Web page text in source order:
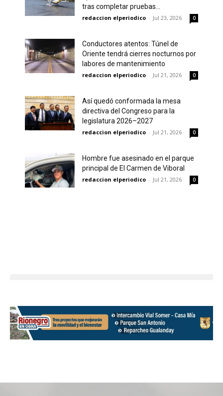
tras completar pruebas...
redaccion elperiodico - Jul 23, 2026 0
Conductores atentos: Túnel de
Oriente tendrá cierres nocturnos por
labores de mantenimiento
redaccion elperiodico - Jul 21, 2026 0
Así quedó conformada la mesa
directiva del Congreso para la
legislatura 2026–2027
redaccion elperiodico - Jul 21, 2026 0
Hombre fue asesinado en el parque
principal de El Carmen de Viboral
redaccion elperiodico - Jul 21, 2026 0